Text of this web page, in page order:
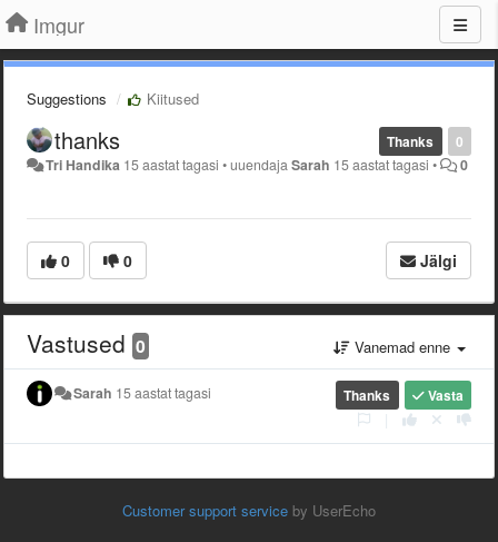
Imgur
Suggestions Kiitused
0
Thanks
thanks
Tri Handika 15 aastat tagasi •uuendajaSarah 15 aastat tagasi • 0
0 0 Jälgi
Vastused 0 Vanemad enne
Vasta
Thanks
Sarah 15 aastat tagasi
Customer support service by UserEcho